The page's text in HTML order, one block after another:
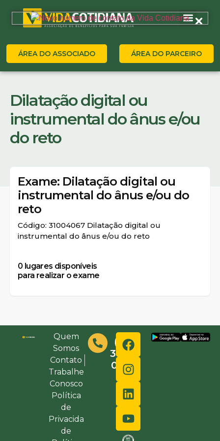
ÁREA DO ASSOCIADO ÁREA DO PARCEIRO
Dilatação digital ou
instrumental do ânus e/ou
do reto
Exame: Dilatação digital ou
instrumental do ânus e/ou do
reto
Código: 31004067 Dilatação digital ou
instrumental do ânus e/ou do reto
0 lugares disponíveis
para realizar o exame
Quem
Somos
Contato
Trabalhe
Conosco
Política
de
Privacida
de
(48)
3632-
0000